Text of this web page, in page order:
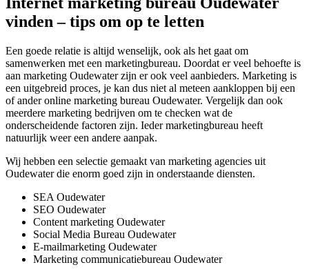
vinden – tips om op te letten
Een goede relatie is altijd wenselijk, ook als het gaat om
samenwerken met een marketingbureau. Doordat er veel behoefte is
aan marketing Oudewater zijn er ook veel aanbieders. Marketing is
een uitgebreid proces, je kan dus niet al meteen aankloppen bij een
of ander online marketing bureau Oudewater. Vergelijk dan ook
meerdere marketing bedrijven om te checken wat de
onderscheidende factoren zijn. Ieder marketingbureau heeft
natuurlijk weer een andere aanpak.
Wij hebben een selectie gemaakt van marketing agencies uit
Oudewater die enorm goed zijn in onderstaande diensten.
SEA Oudewater
SEO Oudewater
Content marketing Oudewater
Social Media Bureau Oudewater
E-mailmarketing Oudewater
Marketing communicatiebureau Oudewater